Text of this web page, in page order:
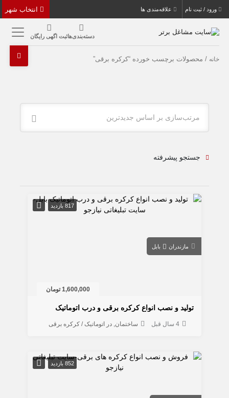
ورود / ثبت نام علاقه‌مندی ها
دسته‌بندی‌هاثبت اگهی رایگان
خانه / محصولات برچسب خورده “کرکره برقی”
مرتب‌سازی بر اساس جدیدترین
جستجو پیشرفته
817 بازدید
مازندران بابل
1,600,000 تومان
تولید و نصب انواع کرکره برقی و درب اتوماتیک
4 سال قبل ساختمان در اتوماتیک / کرکره برقی
852 بازدید